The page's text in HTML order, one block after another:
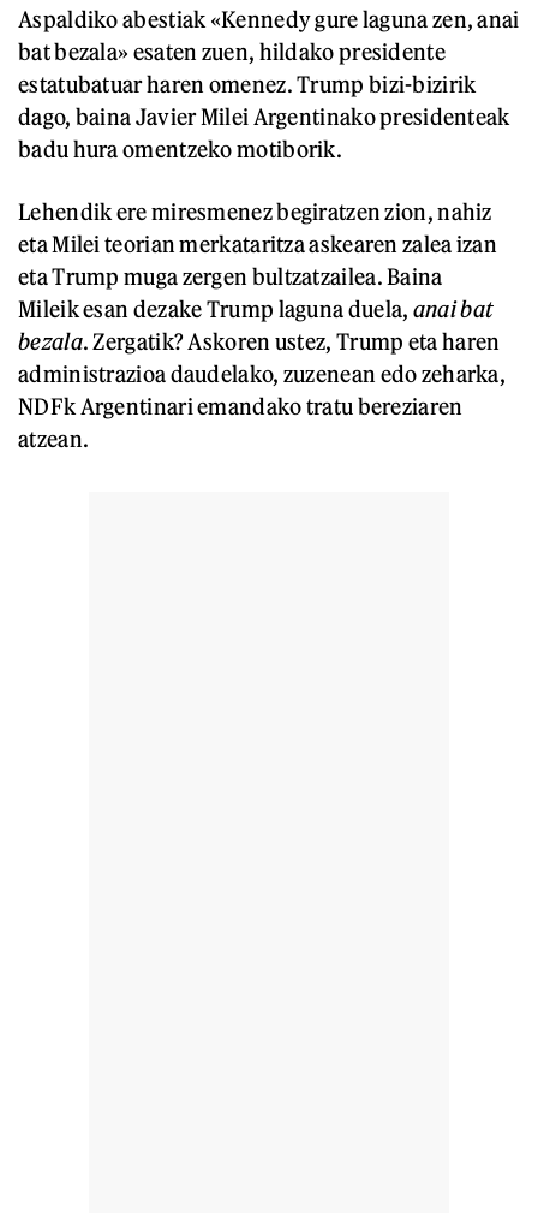
Aspaldiko abestiak «Kennedy gure laguna zen, anai
bat bezala» esaten zuen, hildako presidente
estatubatuar haren omenez. Trump bizi-bizirik
dago, baina Javier Milei Argentinako presidenteak
badu hura omentzeko motiborik.
Lehendik ere miresmenez begiratzen zion, nahiz
eta Milei teorian merkataritza askearen zalea izan
eta Trump muga zergen bultzatzailea. Baina
Mileik esan dezake Trump laguna duela, anai bat
bezala. Zergatik? Askoren ustez, Trump eta haren
administrazioa daudelako, zuzenean edo zeharka,
NDFk Argentinari emandako tratu bereziaren
atzean.